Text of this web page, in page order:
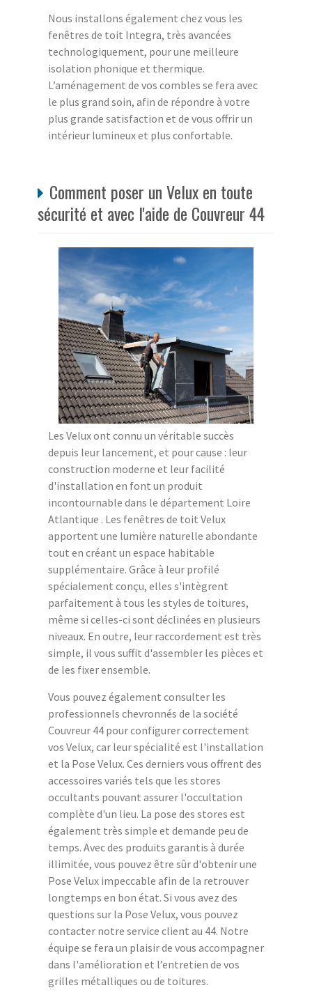
Nous installons également chez vous les
fenêtres de toit Integra, très avancées
technologiquement, pour une meilleure
isolation phonique et thermique.
L’aménagement de vos combles se fera avec
le plus grand soin, afin de répondre à votre
plus grande satisfaction et de vous offrir un
intérieur lumineux et plus confortable.
Comment poser un Velux en toute
sécurité et avec l'aide de Couvreur 44
Les Velux ont connu un véritable succès
depuis leur lancement, et pour cause : leur
construction moderne et leur facilité
d'installation en font un produit
incontournable dans le département Loire
Atlantique . Les fenêtres de toit Velux
apportent une lumière naturelle abondante
tout en créant un espace habitable
supplémentaire. Grâce à leur profilé
spécialement conçu, elles s'intègrent
parfaitement à tous les styles de toitures,
même si celles-ci sont déclinées en plusieurs
niveaux. En outre, leur raccordement est très
simple, il vous suffit d'assembler les pièces et
de les fixer ensemble.
Vous pouvez également consulter les
professionnels chevronnés de la société
Couvreur 44 pour configurer correctement
vos Velux, car leur spécialité est l'installation
et la Pose Velux. Ces derniers vous offrent des
accessoires variés tels que les stores
occultants pouvant assurer l'occultation
complète d'un lieu. La pose des stores est
également très simple et demande peu de
temps. Avec des produits garantis à durée
illimitée, vous pouvez être sûr d'obtenir une
Pose Velux impeccable afin de la retrouver
longtemps en bon état. Si vous avez des
questions sur la Pose Velux, vous pouvez
contacter notre service client au 44. Notre
équipe se fera un plaisir de vous accompagner
dans l'amélioration et l’entretien de vos
grilles métalliques ou de toitures.